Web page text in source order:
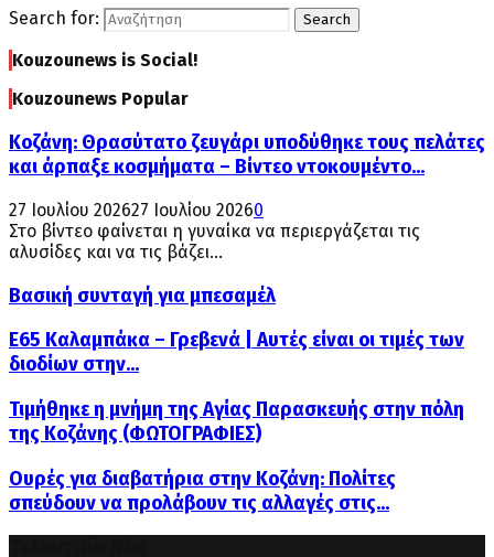
Search for: Search
Kouzounews is Social!
Kouzounews Popular
Κοζάνη: Θρασύτατο ζευγάρι υποδύθηκε τους πελάτες
και άρπαξε κοσμήματα – Βίντεο ντοκουμέντο...
27 Ιουλίου 202627 Ιουλίου 20260
Στο βίντεο φαίνεται η γυναίκα να περιεργάζεται τις
αλυσίδες και να τις βάζει...
Βασική συνταγή για μπεσαμέλ
Ε65 Καλαμπάκα – Γρεβενά | Αυτές είναι οι τιμές των
διοδίων στην...
Τιμήθηκε η μνήμη της Αγίας Παρασκευής στην πόλη
της Κοζάνης (ΦΩΤΟΓΡΑΦΙΕΣ)
Ουρές για διαβατήρια στην Κοζάνη: Πολίτες
σπεύδουν να προλάβουν τις αλλαγές στις...